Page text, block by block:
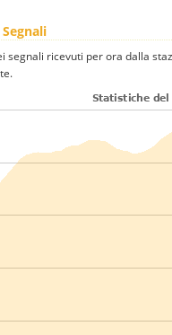
segnali ricevuti per ora dalla